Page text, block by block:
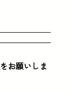
お願いしま